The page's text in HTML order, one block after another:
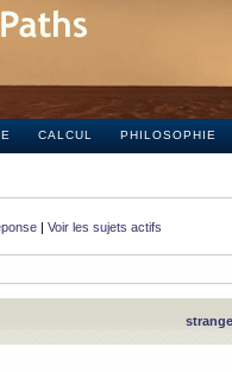
CALCUL PHILOSOPHIE
| Voir les sujets actifs